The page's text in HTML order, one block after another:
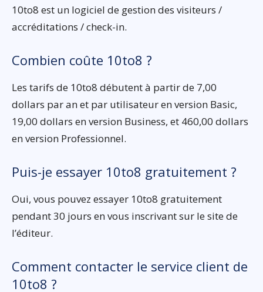
10to8 est un logiciel de gestion des visiteurs /
accréditations / check-in.
Combien coûte 10to8 ?
Les tarifs de 10to8 débutent à partir de 7,00
dollars par an et par utilisateur en version Basic,
19,00 dollars en version Business, et 460,00 dollars
en version Professionnel.
Puis-je essayer 10to8 gratuitement ?
Oui, vous pouvez essayer 10to8 gratuitement
pendant 30 jours en vous inscrivant sur le site de
l’éditeur.
Comment contacter le service client de
10to8 ?